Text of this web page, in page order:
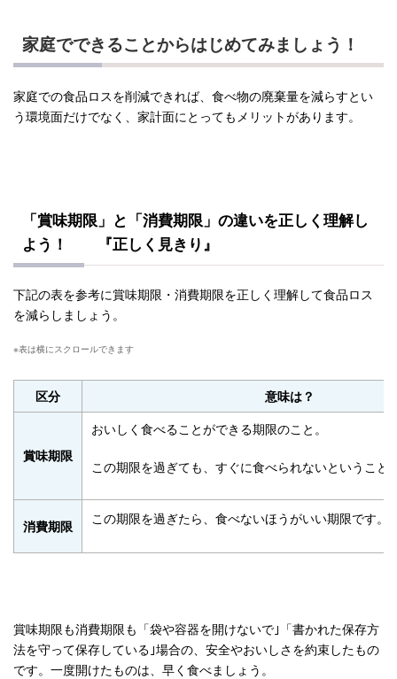
家庭でできることからはじめてみましょう！
家庭での食品ロスを削減できれば、食べ物の廃棄量を減らすとい
う環境面だけでなく、家計面にとってもメリットがあります。
「賞味期限」と「消費期限」の違いを正しく理解し
よう！
『正しく見きり』
下記の表を参考に賞味期限・消費期限を正しく理解して食品ロス
を減らしましょう。
区分 意味は？
賞味期限
おいしく食べることができる期限のこと。
この期限を過ぎても、すぐに食べられないということ
消費期限 この期限を過ぎたら、食べないほうがいい期限です。
賞味期限も消費期限も「袋や容器を開けないで｣「書かれた保存方
法を守って保存している｣場合の、安全やおいしさを約束したもの
です。一度開けたものは、早く食べましょう。